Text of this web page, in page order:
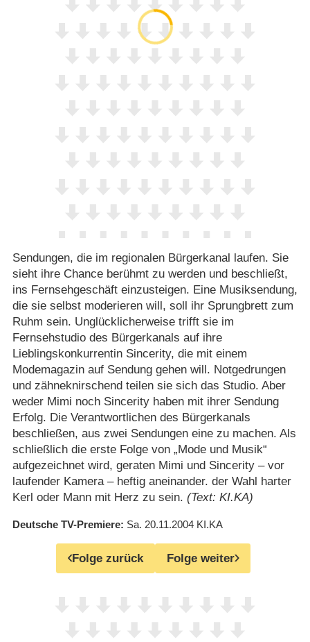
Sendungen, die im regionalen Bürgerkanal laufen. Sie
sieht ihre Chance berühmt zu werden und beschließt,
ins Fernsehgeschäft einzusteigen. Eine Musiksendung,
die sie selbst moderieren will, soll ihr Sprungbrett zum
Ruhm sein. Unglücklicherweise trifft sie im
Fernsehstudio des Bürgerkanals auf ihre
Lieblingskonkurrentin Sincerity, die mit einem
Modemagazin auf Sendung gehen will. Notgedrungen
und zähneknirschend teilen sie sich das Studio. Aber
weder Mimi noch Sincerity haben mit ihrer Sendung
Erfolg. Die Verantwortlichen des Bürgerkanals
beschließen, aus zwei Sendungen eine zu machen. Als
schließlich die erste Folge von „Mode und Musik“
aufgezeichnet wird, geraten Mimi und Sincerity – vor
laufender Kamera – heftig aneinander. der Wahl harter
Kerl oder Mann mit Herz zu sein. (Text: KI.KA)
Deutsche TV-Premiere Sa. 20.11.2004 KI.KA
Folge zurück Folge weiter